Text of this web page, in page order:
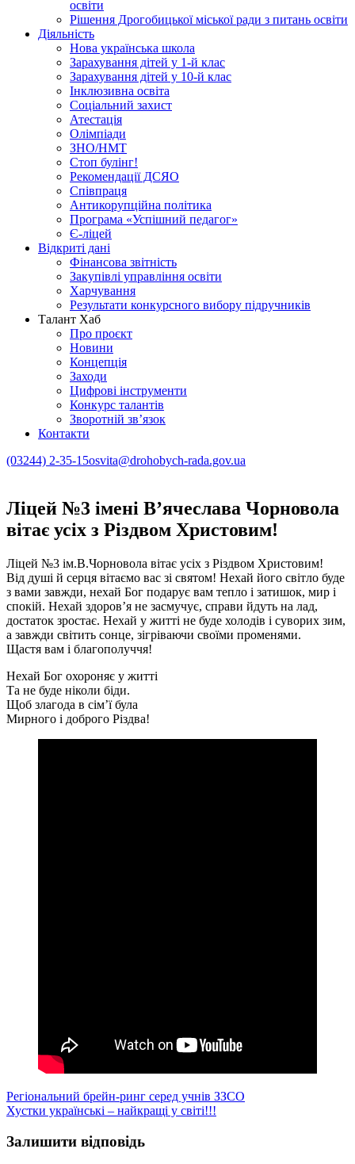
освіти
Рішення Дрогобицької міської ради з питань освіти
Діяльність
Нова українська школа
Зарахування дітей у 1-й клас
Зарахування дітей у 10-й клас
Інклюзивна освіта
Соціальний захист
Атестація
Олімпіади
ЗНО/НМТ
Стоп булінг!
Рекомендації ДСЯО
Співпраця
Антикорупційна політика
Програма «Успішний педагог»
Є-ліцей
Відкриті дані
Фінансова звітність
Закупівлі управління освіти
Харчування
Результати конкурсного вибору підручників
Талант Хаб
Про проєкт
Новини
Концепція
Заходи
Цифрові інструменти
Конкурс талантів
Зворотній зв’язок
Контакти
(03244) 2-35-15osvita@drohobych-rada.gov.ua
Ліцей №3 імені В’ячеслава Чорновола
вітає усіх з Різдвом Христовим!
Ліцей №3 ім.В.Чорновола вітає усіх з Різдвом Христовим!
Від душі й серця вітаємо вас зі святом! Нехай його світло буде
з вами завжди, нехай Бог подарує вам тепло і затишок, мир і
спокій. Нехай здоров’я не засмучує, справи йдуть на лад,
достаток зростає. Нехай у житті не буде холодів і суворих зим,
а завжди світить сонце, зігріваючи своїми променями.
Щастя вам і благополуччя!
Нехай Бог охороняє у житті
Та не буде ніколи біди.
Щоб злагода в сім’ї була
Мирного і доброго Різдва!
Навігація
записів
Регіональний брейн-ринг серед учнів ЗЗСО
Хустки українські – найкращі у світі!!!
Залишити відповідь